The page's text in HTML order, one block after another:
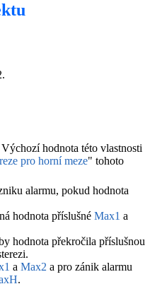
Výchozí hodnota této vlastnosti
pro horní meze" tohoto
alarmu, pokud hodnota
hodnota příslušné Max1 a
hodnota překročila příslušnou
a Max2 a pro zánik alarmu
.